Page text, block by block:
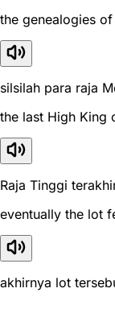
the genealogies
silsilah para raja
the last High King
Raja Tinggi
eventually the lot
akhirnya lot